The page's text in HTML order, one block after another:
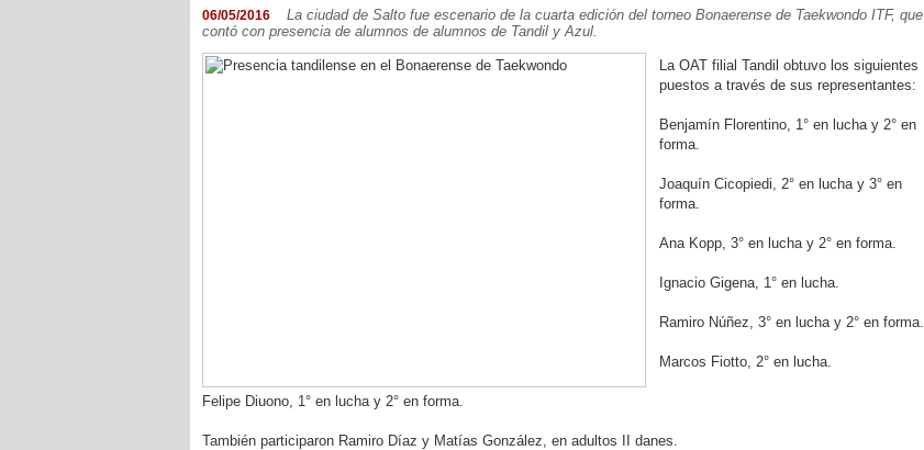
Atletismo
Aventura
Boxeo
Ciclismo
Gim. Artística
06/05/2016
La ciudad de Salto fue escenario de la cuarta edición del torneo Bonaerense de Taekwondo ITF, que
contó con presencia de alumnos de alumnos de Tandil y Azul.
La OAT filial Tandil obtuvo los siguientes
puestos a través de sus representantes:
Benjamín Florentino, 1° en lucha y 2° en
forma.
Joaquín Cicopiedi, 2° en lucha y 3° en
forma.
Ana Kopp, 3° en lucha y 2° en forma.
Ignacio Gigena, 1° en lucha.
Ramiro Núñez, 3° en lucha y 2° en forma.
Marcos Fiotto, 2° en lucha.
Felipe Diuono, 1° en lucha y 2° en forma.
También participaron Ramiro Díaz y Matías González, en adultos II danes.